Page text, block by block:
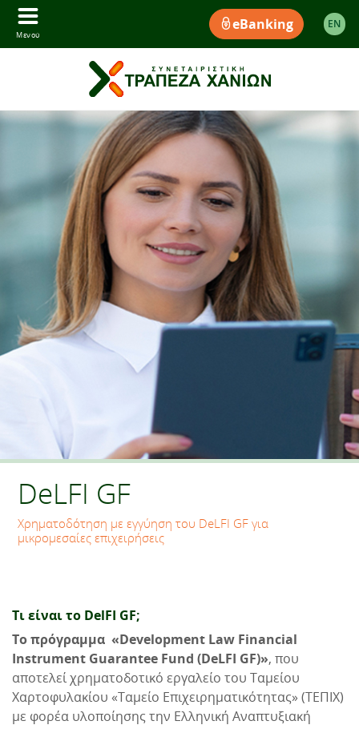
Μενού
eBanking EΝ
DeLFI GF
Χρηματοδότηση με εγγύηση του DeLFI GF για
μικρομεσαίες επιχειρήσεις
Τι είναι το DelFI GF;
To πρόγραμμα «Development Law Financial
Instrument Guarantee Fund (DeLFI GF)», που
αποτελεί χρηματοδοτικό εργαλείο του Ταμείου
Χαρτοφυλακίου «Ταμείο Επιχειρηματικότητας» (ΤΕΠΙΧ)
με φορέα υλοποίησης την Ελληνική Αναπτυξιακή